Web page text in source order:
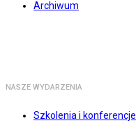
Archiwum
NASZE WYDARZENIA
Szkolenia i konferencje